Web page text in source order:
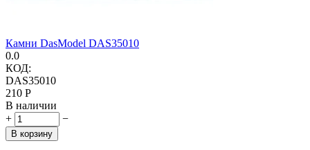
Камни DasModel DAS35010
0.0
КОД:
DAS35010
‍210‍ Р
В наличии
+
−
В корзину